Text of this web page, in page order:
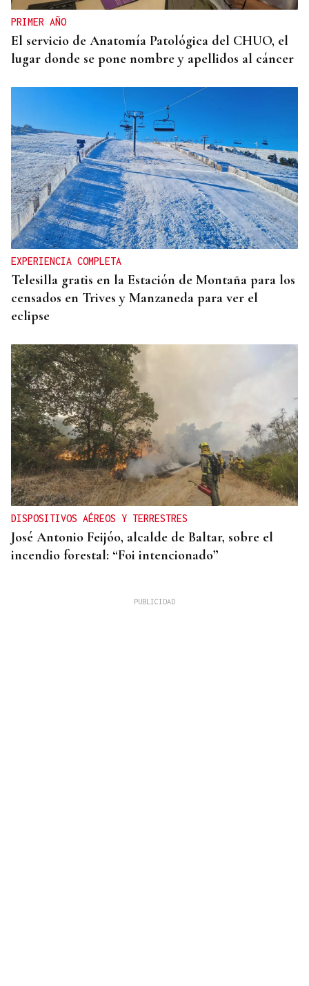
PRIMER AÑO
El servicio de Anatomía Patológica del CHUO, el
lugar donde se pone nombre y apellidos al cáncer
EXPERIENCIA COMPLETA
Telesilla gratis en la Estación de Montaña para los
censados en Trives y Manzaneda para ver el
eclipse
DISPOSITIVOS AÉREOS Y TERRESTRES
José Antonio Feijóo, alcalde de Baltar, sobre el
incendio forestal: “Foi intencionado”